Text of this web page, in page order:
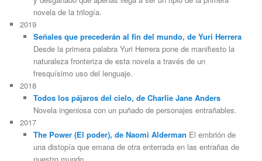
novela de la trilogía.
2019
Señales que precederán al fin del mundo, de Yuri Herrera
Desde la primera palabra Yuri Herrera pone de manifiesto la
naturaleza fronteriza de esta novela a través de un
fresquísimo uso del lenguaje.
2018
Todos los pájaros del cielo, de Charlie Jane Anders
Novela ingeniosa con un puñado de personajes entrañables.
2017
The Power (El poder), de Naomi Alderman El embrión de
una distopía que emana de otra enterrada en las entrañas de